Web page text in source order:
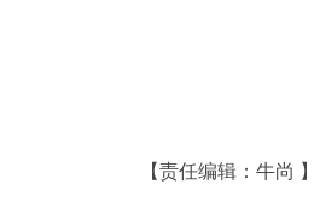
【责任编辑：牛尚 】